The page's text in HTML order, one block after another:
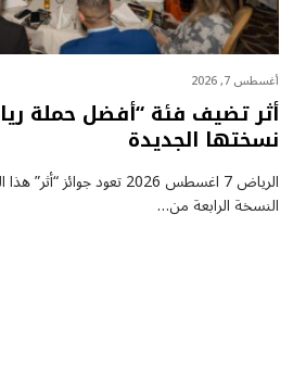
أغسطس 7, 2026
أثر تضيف فئة “أفضل حملة
نسختها الجديدة
الرياض 7 اغسطس 2026 تعود
النسخة الرابعة من…